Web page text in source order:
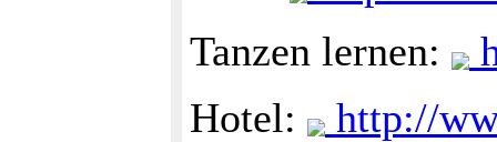
Tanzen lernen:
Hotel:
http://